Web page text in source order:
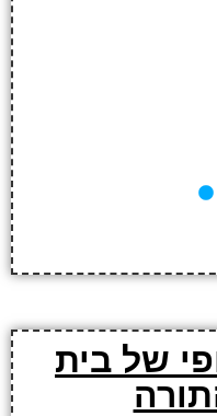
של בית